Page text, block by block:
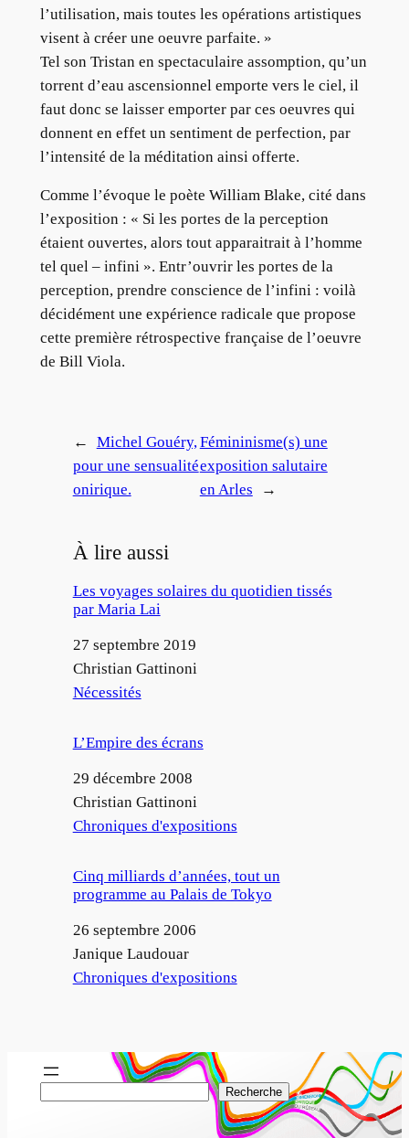
l’utilisation, mais toutes les opérations artistiques
visent à créer une oeuvre parfaite. »
Tel son Tristan en spectaculaire assomption, qu’un
torrent d’eau ascensionnel emporte vers le ciel, il
faut donc se laisser emporter par ces oeuvres qui
donnent en effet un sentiment de perfection, par
l’intensité de la méditation ainsi offerte.
Comme l’évoque le poète William Blake, cité dans
l’exposition : « Si les portes de la perception
étaient ouvertes, alors tout apparaitrait à l’homme
tel quel – infini ». Entr’ouvrir les portes de la
perception, prendre conscience de l’infini : voilà
décidément une expérience radicale que propose
cette première rétrospective française de l’oeuvre
de Bill Viola.
←
Michel Gouéry,
pour une sensualité
onirique.
Fémininisme(s) une
exposition salutaire
en Arles
→
À lire aussi
Les voyages solaires du quotidien tissés
par Maria Lai
Date
27 septembre 2019
Auteur
Christian Gattinoni
Par rapport à
Nécessités
L’Empire des écrans
Date
29 décembre 2008
Auteur
Christian Gattinoni
Par rapport à
Chroniques d'expositions
Cinq milliards d’années, tout un
programme au Palais de Tokyo
Date
26 septembre 2006
Auteur
Janique Laudouar
Par rapport à
Chroniques d'expositions
Recherche